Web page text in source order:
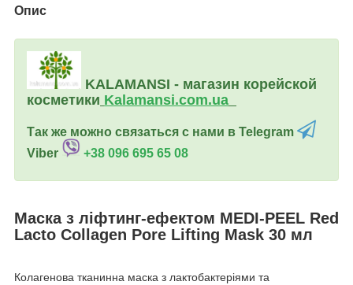
Опис
KALAMANSI - магазин корейской
косметики Kalamansi.com.ua
Так же можно связаться с нами в Telegram
Viber
+38 096 695 65 08
Маска з ліфтинг-ефектом MEDI-PEEL Red
Lacto Collagen Pore Lifting Mask 30 мл
Колагенова тканинна маска з лактобактеріями та